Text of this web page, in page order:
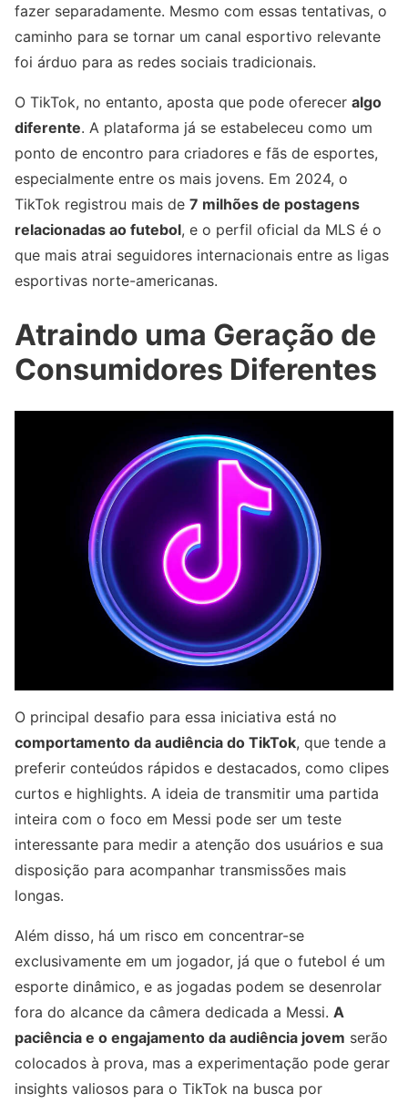
fazer separadamente. Mesmo com essas tentativas, o
caminho para se tornar um canal esportivo relevante
foi árduo para as redes sociais tradicionais.
O TikTok, no entanto, aposta que pode oferecer algo
diferente. A plataforma já se estabeleceu como um
ponto de encontro para criadores e fãs de esportes,
especialmente entre os mais jovens. Em 2024, o
TikTok registrou mais de 7 milhões de postagens
relacionadas ao futebol, e o perfil oficial da MLS é o
que mais atrai seguidores internacionais entre as ligas
esportivas norte-americanas.
Atraindo uma Geração de
Consumidores Diferentes
O principal desafio para essa iniciativa está no
comportamento da audiência do TikTok, que tende a
preferir conteúdos rápidos e destacados, como clipes
curtos e highlights. A ideia de transmitir uma partida
inteira com o foco em Messi pode ser um teste
interessante para medir a atenção dos usuários e sua
disposição para acompanhar transmissões mais
longas.
Além disso, há um risco em concentrar-se
exclusivamente em um jogador, já que o futebol é um
esporte dinâmico, e as jogadas podem se desenrolar
fora do alcance da câmera dedicada a Messi. A
paciência e o engajamento da audiência jovem serão
colocados à prova, mas a experimentação pode gerar
insights valiosos para o TikTok na busca por